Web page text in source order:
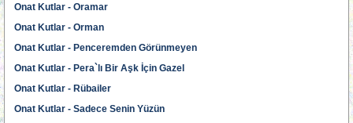
Onat Kutlar - Oramar
Onat Kutlar - Orman
Onat Kutlar - Penceremden Görünmeyen
Onat Kutlar - Pera`lı Bir Aşk İçin Gazel
Onat Kutlar - Rübailer
Onat Kutlar - Sadece Senin Yüzün